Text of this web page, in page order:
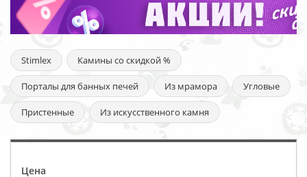
Stimlex Камины со скидкой %
Порталы для банных печей Из мрамора Угловые
Пристенные Из искусственного камня
Цена